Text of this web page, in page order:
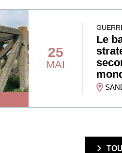
25
MAI
Le